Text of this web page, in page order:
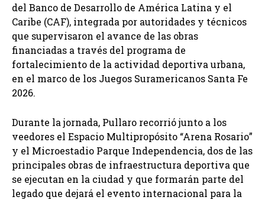
del Banco de Desarrollo de América Latina y el
Caribe (CAF), integrada por autoridades y técnicos
que supervisaron el avance de las obras
financiadas a través del programa de
fortalecimiento de la actividad deportiva urbana,
en el marco de los Juegos Suramericanos Santa Fe
2026.
Durante la jornada, Pullaro recorrió junto a los
veedores el Espacio Multipropósito “Arena Rosario”
y el Microestadio Parque Independencia, dos de las
principales obras de infraestructura deportiva que
se ejecutan en la ciudad y que formarán parte del
legado que dejará el evento internacional para la